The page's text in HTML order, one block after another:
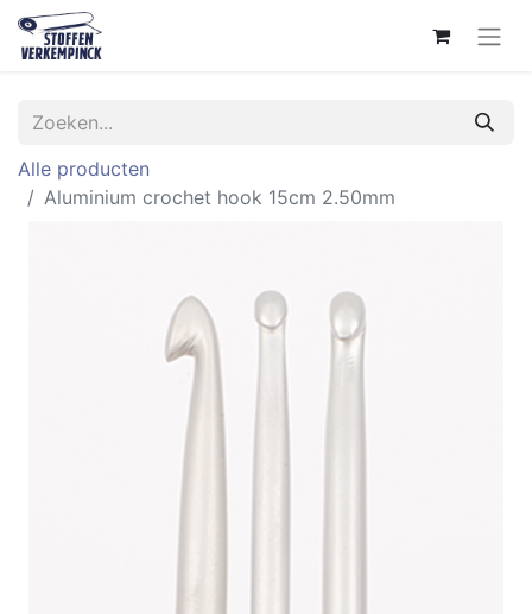
Alle producten
Aluminium crochet hook 15cm 2.50mm